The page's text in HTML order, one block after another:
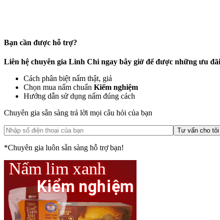
Bạn cần được hỗ trợ?
Liên hệ chuyên gia Linh Chi ngay bây giờ để được những ưu
Cách phân biệt nấm thật, giả
Chọn mua nấm chuẩn Kiểm nghiệm
Hướng dẫn sử dụng nấm đúng cách
Chuyên gia sẵn sàng trả lời mọi câu hỏi của bạn
*Chuyên gia luôn sẵn sàng hỗ trợ bạn!